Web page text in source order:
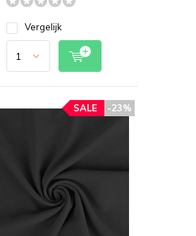
Vergelijk
-23%
SALE